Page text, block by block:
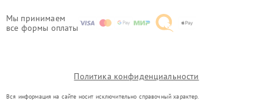
Мы принимаем
все формы оплаты
Политика конфиденциальности
Вся информация на сайте носит исключительно справочный характер.